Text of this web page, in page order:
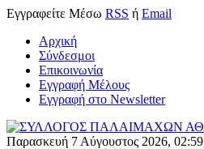
Εγγραφείτε Μέσω RSS ή Email
Αρχική
Σύνδεσμοι
Επικοινωνία
Εγγραφή Μέλους
Εγγραφή στο Newsletter
Παρασκευή 7 Αύγουστος 2026, 02:59